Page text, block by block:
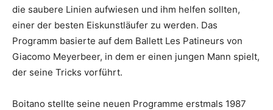
die saubere Linien aufwiesen und ihm helfen sollten,
einer der besten Eiskunstläufer zu werden. Das
Programm basierte auf dem Ballett Les Patineurs von
Giacomo Meyerbeer, in dem er einen jungen Mann spielt,
der seine Tricks vorführt.
Boitano stellte seine neuen Programme erstmals 1987